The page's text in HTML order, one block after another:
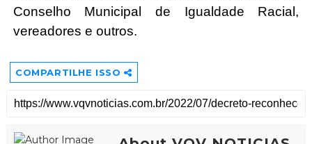
Conselho Municipal de Igualdade Racial,
vereadores e outros.
COMPARTILHE ISSO